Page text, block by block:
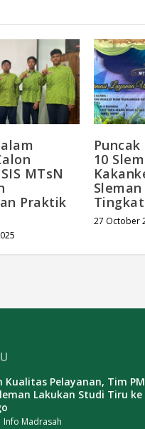
MTsN
Praktik
10
27 October
Pelayanan, Tim
Lakukan Studi Tiru ke
Info Madrasah